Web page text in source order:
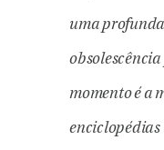
uma
momento é a
enciclopédias